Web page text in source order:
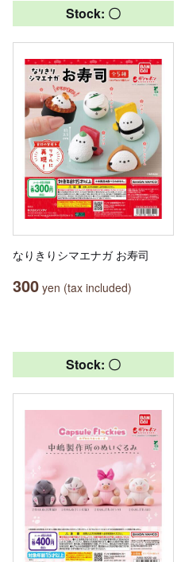
Stock: 〇
なりきりシマエナガ お寿司
300 yen (tax included)
Stock: 〇